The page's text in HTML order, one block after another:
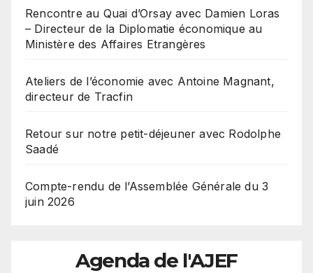
Rencontre au Quai d’Orsay avec Damien Loras
– Directeur de la Diplomatie économique au
Ministère des Affaires Etrangères
Ateliers de l’économie avec Antoine Magnant,
directeur de Tracfin
Retour sur notre petit-déjeuner avec Rodolphe
Saadé
Compte-rendu de l’Assemblée Générale du 3
juin 2026
Agenda de l'AJEF